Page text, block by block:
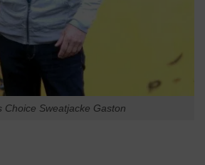
Choice Sweatjacke Gaston